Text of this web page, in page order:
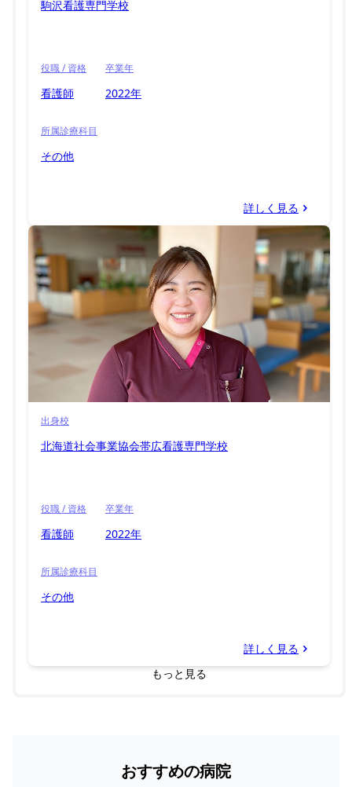
駒沢看護専門学校
役職 / 資格
看護師
卒業年
2022年
所属診療科目
その他
詳しく見る
出身校
北海道社会事業協会帯広看護専門学校
役職 / 資格
看護師
卒業年
2022年
所属診療科目
その他
詳しく見る
もっと見る
おすすめの病院